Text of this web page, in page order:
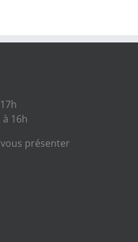
16h
présenter